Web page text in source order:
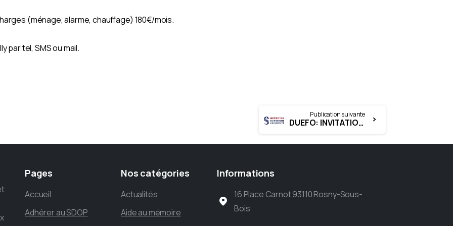
(ménage, alarme, chauffage) 180€/mois.
par tel, SMS ou mail.
Publication suivante
DUEFO: INVITATION – SFORL LIlle 1 au 4 oct 2025
Pages
Accueil
Adhérer au SDOP
Nos catégories
Actualités
Aide au mémoire
Informations
16 Place Carnot 93110 Rosny-Sous-
Bois